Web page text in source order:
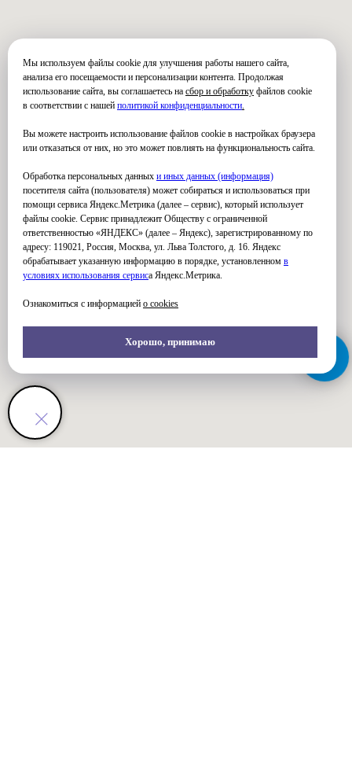
Мы используем файлы cookie для улучшения работы нашего сайта,
анализа его посещаемости и персонализации контента. Продолжая
использование сайта, вы соглашаетесь на сбор и обработку файлов cookie
в соответствии с нашей политикой конфиденциальности.
Вы можете настроить использование файлов cookie в настройках браузера
или отказаться от них, но это может повлиять на функциональность сайта.
Обработка персональных данных и иных данных (информация)
посетителя сайта (пользователя) может собираться и использоваться при
помощи сервиса Яндекс.Метрика (далее – сервис), который использует
файлы cookie. Сервис принадлежит Обществу с ограниченной
ответственностью «ЯНДЕКС» (далее – Яндекс), зарегистрированному по
адресу: 119021, Россия, Москва, ул. Льва Толстого, д. 16. Яндекс
обрабатывает указанную информацию в порядке, установленном в
условиях использования сервиса Яндекс.Метрика.
Ознакомиться с информацией о cookies
Хорошо, принимаю